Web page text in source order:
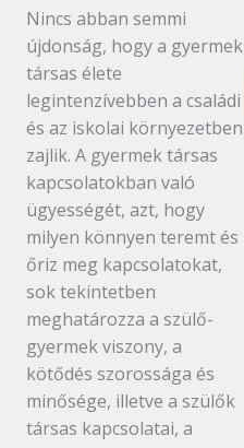
Nincs abban semmi
újdonság, hogy a gyermek
társas élete
legintenzívebben a családi
és az iskolai környezetben
zajlik. A gyermek társas
kapcsolatokban való
ügyességét, azt, hogy
milyen könnyen teremt és
őriz meg kapcsolatokat,
sok tekintetben
meghatározza a szülő-
gyermek viszony, a
kötődés szorossága és
minősége, illetve a szülők
társas kapcsolatai, a